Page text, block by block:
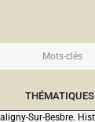
THÉMATIQUES